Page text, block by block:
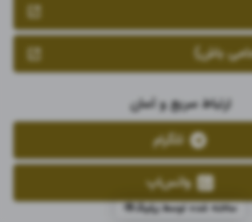
باش)
ارتباط سریع و آسان
تلگرام
واتس‌اپ
ساخته شده توسط